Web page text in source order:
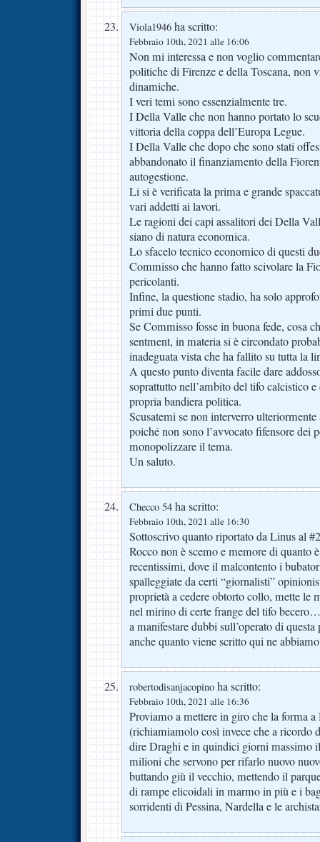
Viola1946 ha scritto:
Febbraio 10th, 2021 alle 16:06
Non mi interessa e non voglio
politiche di Firenze e della Toscana, non
dinamiche.
I veri temi sono essenzialmente tre.
I Della Valle che non hanno portato lo
vittoria della coppa dell’Europa Legue.
I Della Valle che dopo che sono stati
abbandonato il finanziamento della
autogestione.
Li si è verificata la prima e grande
vari addetti ai lavori.
Le ragioni dei capi assalitori dei Della
siano di natura economica.
Lo sfacelo tecnico economico di questi
Commisso che hanno fatto scivolare la
pericolanti.
Infine, la questione stadio, ha solo
primi due punti.
Se Commisso fosse in buona fede, cosa
sentment, in materia si è circondato
inadeguata vista che ha fallito su tutta la
A questo punto diventa facile dare
soprattutto nell’ambito del tifo calcistico
propria bandiera politica.
Scusatemi se non interverro
poiché non sono l’avvocato fifensore dei
monopolizzare il tema.
Un saluto.
Checco 54 ha scritto:
Febbraio 10th, 2021 alle 16:30
Sottoscrivo quanto riportato da Linus al
Rocco non è scemo e memore di quanto
recentissimi, dove il malcontento i
spalleggiate da certi “giornalisti”
proprietà a cedere obtorto collo, mette le
nel mirino di certe frange del tifo
a manifestare dubbi sull’operato di
anche quanto viene scritto qui ne
robertodisanjacopino ha scritto:
Febbraio 10th, 2021 alle 16:36
Proviamo a mettere in giro che la forma
(richiamiamolo così invece che a ricordo
dire Draghi e in quindici giorni massimo
milioni che servono per rifarlo nuovo
buttando giù il vecchio, mettendo il
di rampe elicoidali in marmo in più e i
sorridenti di Pessina, Nardella e le